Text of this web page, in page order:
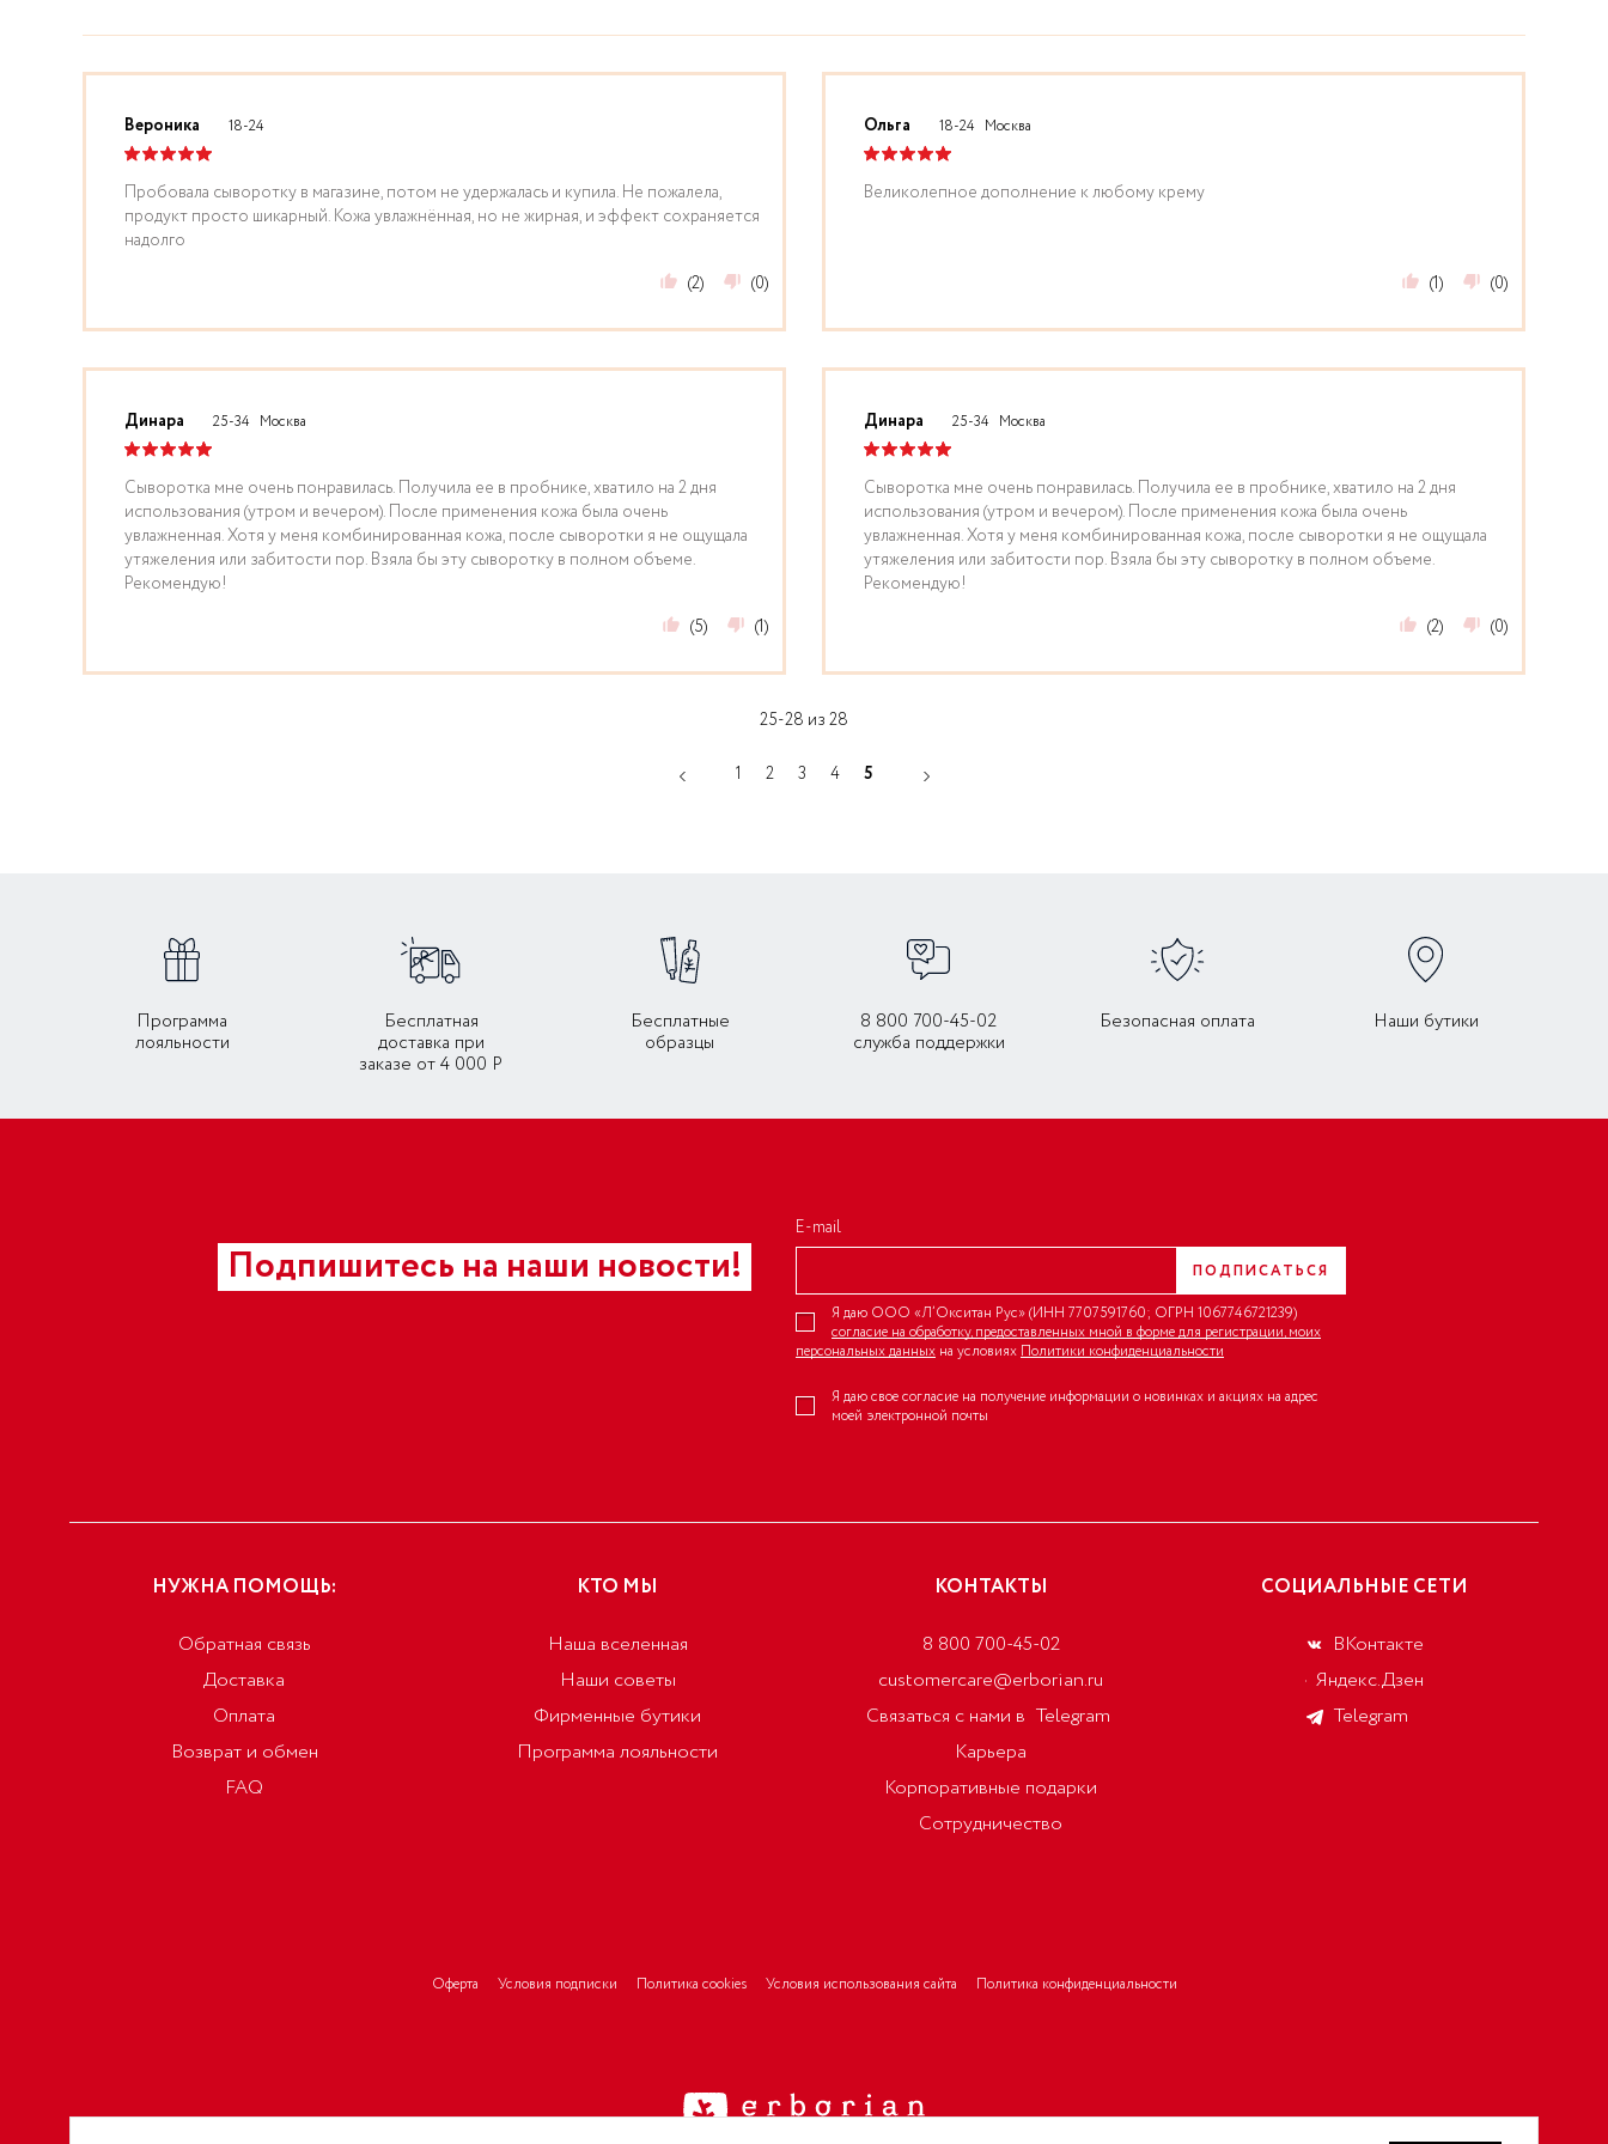
Вероника 18-24
Пробовала сыворотку в магазине, потом не удержалась и купила. Не пожалела,
продукт просто шикарный. Кожа увлажнённая, но не жирная, и эффект сохраняется
надолго
(2)
(0)
Ольга 18-24 Москва
Великолепное дополнение к любому крему
(1) (0)
Динара 25-34 Москва
Сыворотка мне очень понравилась. Получила ее в пробнике, хватило на 2 дня
использования (утром и вечером). После применения кожа была очень
увлажненная. Хотя у меня комбинированная кожа, после сыворотки я не ощущала
утяжеления или забитости пор. Взяла бы эту сыворотку в полном объеме.
Рекомендую!
(5)
(1)
Динара 25-34 Москва
Сыворотка мне очень понравилась. Получила ее в пробнике, хватило на 2 дня
использования (утром и вечером). После применения кожа была очень
увлажненная. Хотя у меня комбинированная кожа, после сыворотки я не ощущала
утяжеления или забитости пор. Взяла бы эту сыворотку в полном объеме.
Рекомендую!
(2)
(0)
25-28 из 28
1 2 3 4 5
Программа
лояльности
Бесплатная
доставка при
заказе от 4 000 Р
Бесплатные
образцы
8 800 700-45-02
служба поддержки
Безопасная оплата Наши бутики
Подпишитесь на наши новости!
E-mail
ПОДПИСАТЬСЯ
Я даю ООО «Л’Окситан Рус» (ИНН 7707591760; ОГРН 1067746721239)
согласие на обработку, предоставленных мной в форме для регистрации, моих
персональных данных на условиях Политики конфиденциальности
Я даю свое согласие на получение информации о новинках и акциях на адрес
моей электронной почты
НУЖНА ПОМОЩЬ:
Обратная связь
Доставка
Оплата
Возврат и обмен
FAQ
КТО МЫ
Наша вселенная
Наши советы
Фирменные бутики
Программа лояльности
КОНТАКТЫ
8 800 700-45-02
customercare@erborian.ru
Связаться с нами в Telegram
Карьера
Корпоративные подарки
Сотрудничество
СОЦИАЛЬНЫЕ СЕТИ
ВКонтакте
Яндекс.Дзен
Telegram
Оферта Условия подписки Политика cookies Условия использования сайта Политика конфиденциальности